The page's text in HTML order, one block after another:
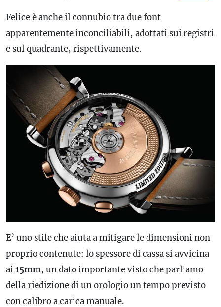
Felice è anche il connubio tra due font
apparentemente inconciliabili, adottati sui registri
e sul quadrante, rispettivamente.
E’ uno stile che aiuta a mitigare le dimensioni non
proprio contenute: lo spessore di cassa si avvicina
ai15mm, un dato importante visto che parliamo
della riedizione di un orologio un tempo previsto
concalibroa carica manuale.